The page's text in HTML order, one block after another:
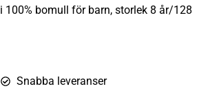
100% bomull för barn, storlek 8 år/128
Snabba leveranser